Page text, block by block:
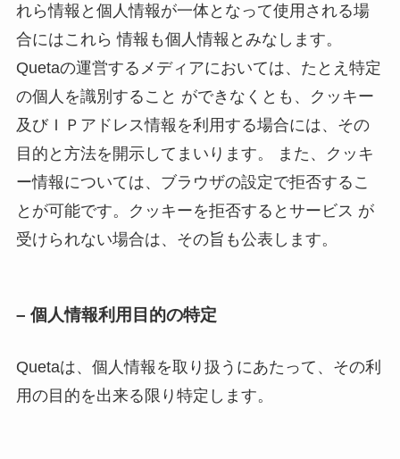
れら情報と個人情報が一体となって使用される場
合にはこれら 情報も個人情報とみなします。
Quetaの運営するメディアにおいては、たとえ特定
の個人を識別すること ができなくとも、クッキー
及びＩＰアドレス情報を利用する場合には、その
目的と方法を開示してまいります。 また、クッキ
ー情報については、ブラウザの設定で拒否するこ
とが可能です。クッキーを拒否するとサービス が
受けられない場合は、その旨も公表します。
– 個人情報利用目的の特定
Quetaは、個人情報を取り扱うにあたって、その利
用の目的を出来る限り特定します。